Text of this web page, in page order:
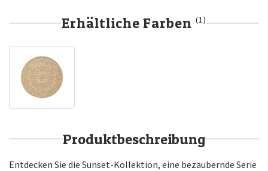
Erhältliche Farben(1)
Produktbeschreibung
Entdecken Sie die Sunset-Kollektion, eine bezaubernde Serie